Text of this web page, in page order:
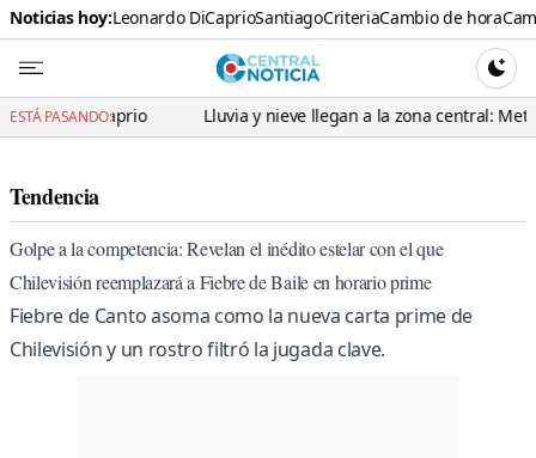
Noticias hoy:Leonardo DiCaprioSantiagoCriteriaCambio de hora
Central
ESTÁ PASANDO:Lluvia y nieve llegan a la zona central: Meteorología
Tendencia
Golpe a la competencia: Revelan el inédito estelar con el que
Chilevisión reemplazará a Fiebre de Baile en horario prime
Fiebre de Canto asoma como la nueva carta prime de
Chilevisión y un rostro filtró la jugada clave.